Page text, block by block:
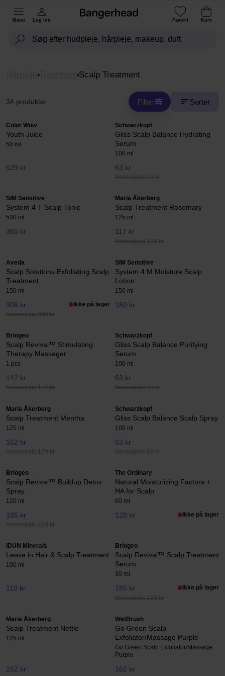
Menu Log ind Favorit Kurv
Treatment Scalp Treatment
34 produkter Filter Sorter
Color Wow
Youth Juice
50 ml
529 kr
Schwarzkopf
Gliss Scalp Balance Hydrating
Serum
100 ml
63 kr
Normalpris 73 kr
SIM Sensitive
System 4 T Scalp Tonic
500 ml
360 kr
Maria Åkerberg
Scalp Treatment Rosemary
125 ml
117 kr
Normalpris 129 kr
Aveda
Scalp Solutions Exfoliating Scalp
Treatment
150 ml
306 kr
Normalpris 340 kr
Ikke på lager
SIM Sensitive
System 4 M Moisture Scalp
Lotion
150 ml
180 kr
Briogeo
Scalp Revival™ Stimulating
Therapy Massager
1 pcs
142 kr
Normalpris 174 kr
Schwarzkopf
Gliss Scalp Balance Purifying
Serum
100 ml
63 kr
Normalpris 72 kr
Maria Åkerberg
Scalp Treatment Mentha
125 ml
162 kr
Normalpris 179 kr
Schwarzkopf
Gliss Scalp Balance Scalp Spray
100 ml
63 kr
Normalpris 69 kr
Briogeo
Scalp Revival™ Buildup Detox
Spray
120 ml
185 kr
Normalpris 223 kr
The Ordinary
Natural Moisturizing Factors +
HA for Scalp
60 ml
128 kr Ikke på lager
IDUN Minerals
Leave in Hair & Scalp Treatment
100 ml
110 kr
Briogeo
Scalp Revival™ Scalp Treatment
Serum
30 ml
185 kr
Normalpris 223 kr
Ikke på lager
Maria Åkerberg
Scalp Treatment Nettle
125 ml
162 kr
WetBrush
Go Green Scalp
Exfoliator/Massage Purple
Go Green Scalp Exfoliator/Massage
Purple
162 kr